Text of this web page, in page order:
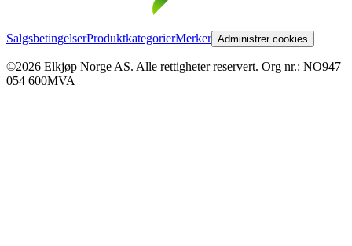
SalgsbetingelserProduktkategorierMerker Administrer cookies
©2026 Elkjøp Norge AS. Alle rettigheter reservert. Org nr.: NO947
054 600MVA